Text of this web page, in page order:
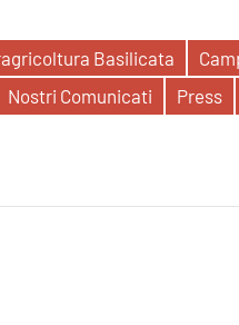
Basilicata
Nostri Comunicati
Press